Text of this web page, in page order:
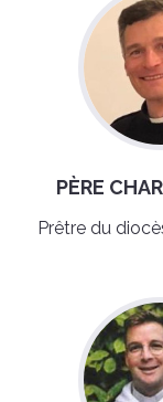
PÈRE
Prêtre du